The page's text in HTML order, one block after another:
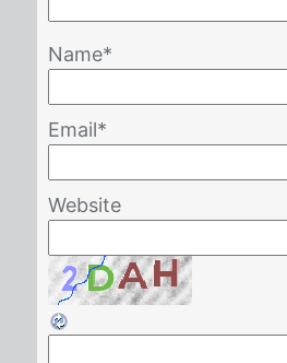
Name*
Email*
Website